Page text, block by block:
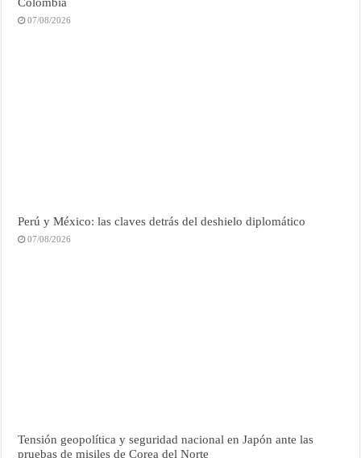
07/08/2026
Perú y México: las claves detrás del deshielo diplomático
07/08/2026
Tensión geopolítica y seguridad nacional en Japón ante las
pruebas de misiles de Corea del Norte